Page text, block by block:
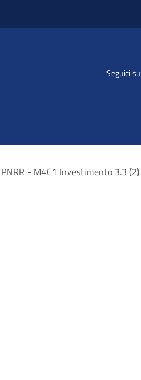
Seguici su
PNRR - M4C1 Investimento 3.3 (2)